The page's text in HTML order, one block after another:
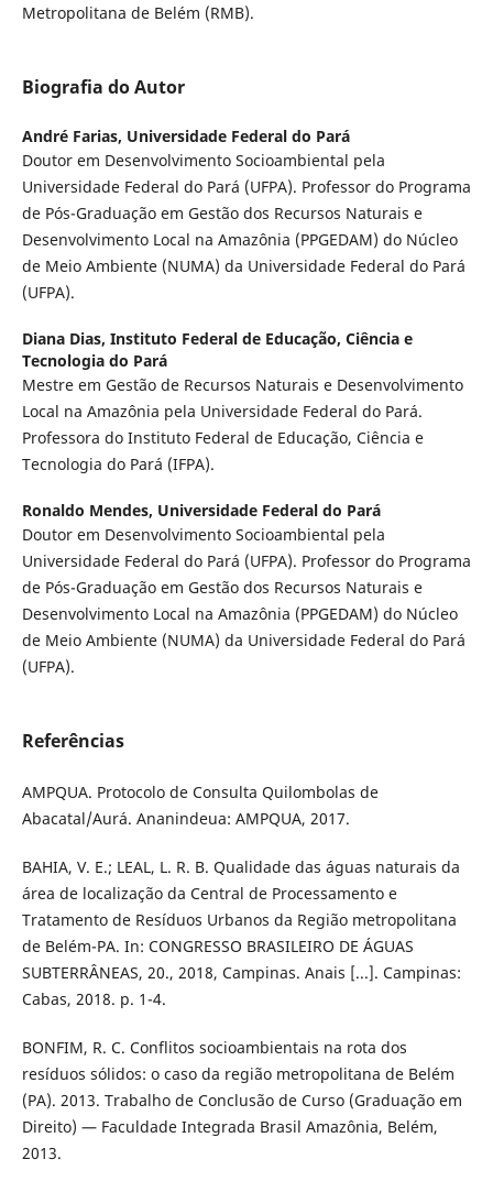
Metropolitana de Belém (RMB).
Biografia do Autor
André Farias, Universidade Federal do Pará
Doutor em Desenvolvimento Socioambiental pela
Universidade Federal do Pará (UFPA). Professor do Programa
de Pós-Graduação em Gestão dos Recursos Naturais e
Desenvolvimento Local na Amazônia (PPGEDAM) do Núcleo
de Meio Ambiente (NUMA) da Universidade Federal do Pará
(UFPA).
Diana Dias, Instituto Federal de Educação, Ciência e
Tecnologia do Pará
Mestre em Gestão de Recursos Naturais e Desenvolvimento
Local na Amazônia pela Universidade Federal do Pará.
Professora do Instituto Federal de Educação, Ciência e
Tecnologia do Pará (IFPA).
Ronaldo Mendes, Universidade Federal do Pará
Doutor em Desenvolvimento Socioambiental pela
Universidade Federal do Pará (UFPA). Professor do Programa
de Pós-Graduação em Gestão dos Recursos Naturais e
Desenvolvimento Local na Amazônia (PPGEDAM) do Núcleo
de Meio Ambiente (NUMA) da Universidade Federal do Pará
(UFPA).
Referências
AMPQUA. Protocolo de Consulta Quilombolas de
Abacatal/Aurá. Ananindeua: AMPQUA, 2017.
BAHIA, V. E.; LEAL, L. R. B. Qualidade das águas naturais da
área de localização da Central de Processamento e
Tratamento de Resíduos Urbanos da Região metropolitana
de Belém-PA. In: CONGRESSO BRASILEIRO DE ÁGUAS
SUBTERRÂNEAS, 20., 2018, Campinas. Anais [...]. Campinas:
Cabas, 2018. p. 1-4.
BONFIM, R. C. Conflitos socioambientais na rota dos
resíduos sólidos: o caso da região metropolitana de Belém
(PA). 2013. Trabalho de Conclusão de Curso (Graduação em
Direito) — Faculdade Integrada Brasil Amazônia, Belém,
2013.